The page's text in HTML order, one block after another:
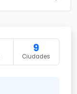
9
Ciudades